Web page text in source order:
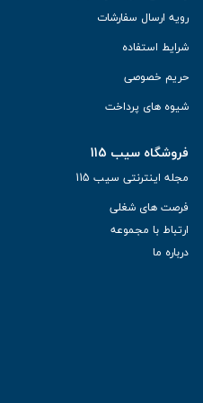
انواع ویلچرها
واکر تاشو ثابت
واکر چرخ دار ثابت (غیر تاشو)
رولیتر
رویه ارسال سفارشات
شرایط استفاده
حریم خصوصی
شیوه های پرداخت
فروشگاه سیب 115
مجله اینترنتی سیب 115
فرصت های شغلی
ارتباط با مجموعه
درباره ما